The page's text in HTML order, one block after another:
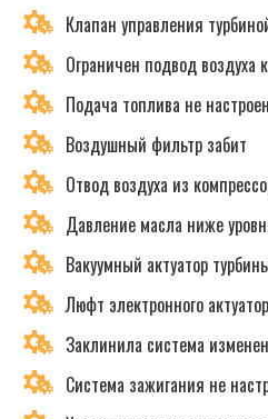
Клапан управления
Ограничен подвод воздуха
Подача топлива не
Воздушный фильтр забит
Отвод воздуха из
Давление масла ниже
Вакуумный актуатор
Люфт электронного
Заклинила система
Система зажигания не